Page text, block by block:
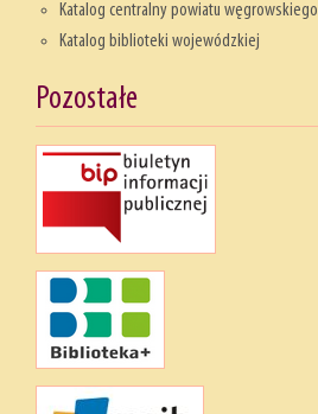
Katalog centralny powiatu węgrowskiego
Katalog biblioteki wojewódzkiej
Pozostałe